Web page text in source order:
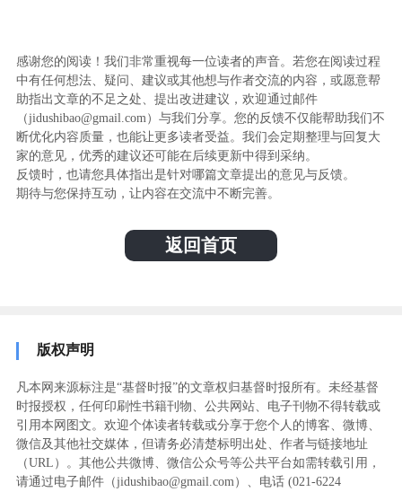
感谢您的阅读！我们非常重视每一位读者的声音。若您在阅读过程
中有任何想法、疑问、建议或其他想与作者交流的内容，或愿意帮
助指出文章的不足之处、提出改进建议，欢迎通过邮件
（jidushibao@gmail.com）与我们分享。您的反馈不仅能帮助我们不
断优化内容质量，也能让更多读者受益。我们会定期整理与回复大
家的意见，优秀的建议还可能在后续更新中得到采纳。
反馈时，也请您具体指出是针对哪篇文章提出的意见与反馈。
期待与您保持互动，让内容在交流中不断完善。
返回首页
版权声明
凡本网来源标注是“基督时报”的文章权归基督时报所有。未经基督
时报授权，任何印刷性书籍刊物、公共网站、电子刊物不得转载或
引用本网图文。欢迎个体读者转载或分享于您个人的博客、微博、
微信及其他社交媒体，但请务必清楚标明出处、作者与链接地址
（URL）。其他公共微博、微信公众号等公共平台如需转载引用，
请通过电子邮件（jidushibao@gmail.com）、电话 (021-6224